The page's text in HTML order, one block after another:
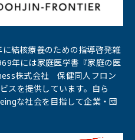
に結核療養のための指導啓発雑
年には家庭医学書『家庭の医
株式会社 保健同人フロン
スを提供しています。自ら
な社会を目指して企業・団